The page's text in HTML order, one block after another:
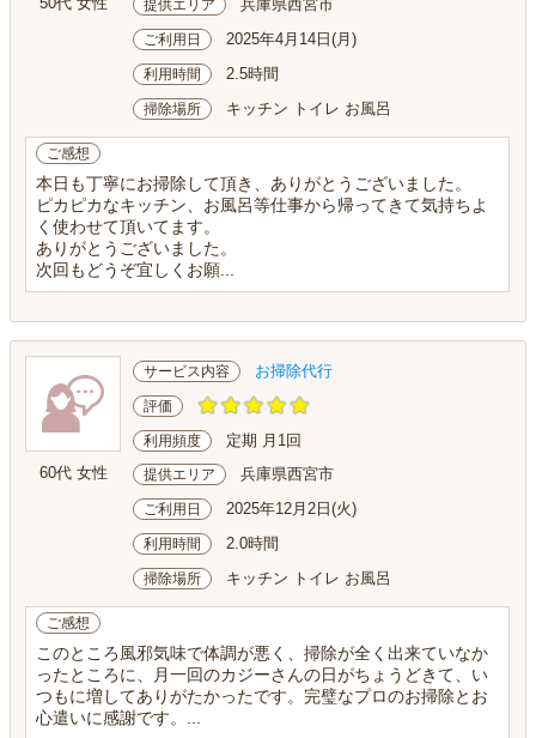
提供エリア 兵庫県西宮市
ご利用日 2025年4月14日(月)
利用時間 2.5時間
掃除場所 キッチン トイレ お風呂
ご感想
本日も丁寧にお掃除して頂き、ありがとうございました。
ピカピカなキッチン、お風呂等仕事から帰ってきて気持ちよ
く使わせて頂いてます。
ありがとうございました。
次回もどうぞ宜しくお願...
60代 女性
サービス内容 お掃除代行
評価
利用頻度 定期 月1回
提供エリア 兵庫県西宮市
ご利用日 2025年12月2日(火)
利用時間 2.0時間
掃除場所 キッチン トイレ お風呂
ご感想
このところ風邪気味で体調が悪く、掃除が全く出来ていなか
ったところに、月一回のカジーさんの日がちょうどきて、い
つもに増してありがたかったです。完璧なプロのお掃除とお
心遣いに感謝です。...